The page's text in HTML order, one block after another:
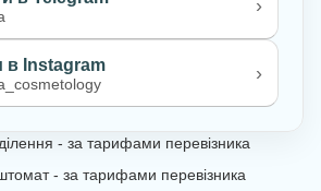
›
в Instagram ›
- за тарифами перевізника
- за тарифами перевізника